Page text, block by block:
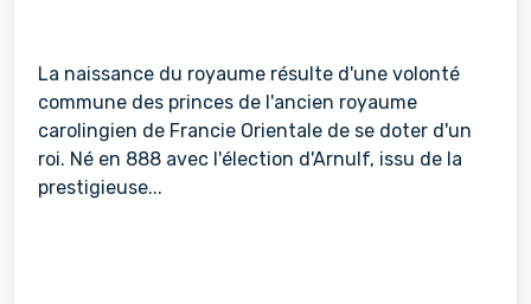
La naissance du royaume résulte d'une volonté
commune des princes de l'ancien royaume
carolingien de Francie Orientale de se doter d'un
roi. Né en 888 avec l'élection d'Arnulf, issu de la
prestigieuse...